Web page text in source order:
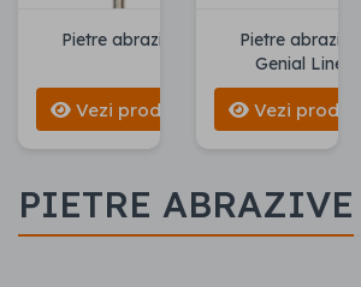
Pietre abrazive
Vezi produse
Pietre abrazive
Genial Line
Vezi produse
PIETRE ABRAZIVE